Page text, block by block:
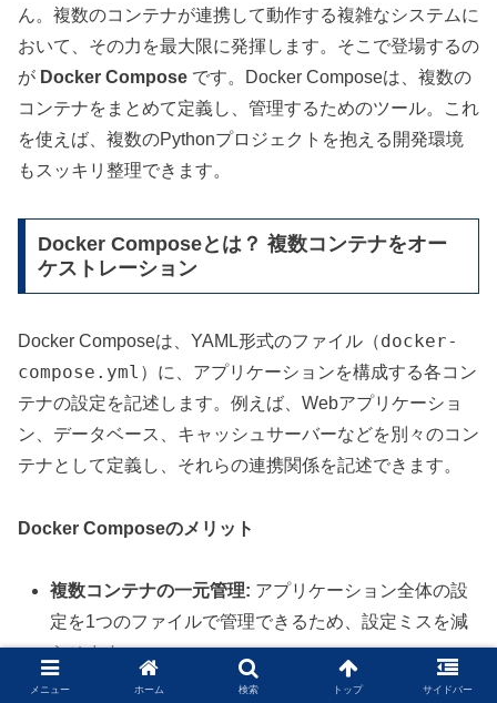
ん。複数のコンテナが連携して動作する複雑なシステムに
おいて、その力を最大限に発揮します。そこで登場するの
が Docker Compose です。Docker Composeは、複数の
コンテナをまとめて定義し、管理するためのツール。これ
を使えば、複数のPythonプロジェクトを抱える開発環境
もスッキリ整理できます。
Docker Composeとは？ 複数コンテナをオー
ケストレーション
Docker Composeは、YAML形式のファイル（docker-
compose.yml ）に、アプリケーションを構成する各コン
テナの設定を記述します。例えば、Webアプリケーショ
ン、データベース、キャッシュサーバーなどを別々のコン
テナとして定義し、それらの連携関係を記述できます。
Docker Composeのメリット
複数コンテナの一元管理: アプリケーション全体の設
定を1つのファイルで管理できるため、設定ミスを減
らせます。
依存関係の明確化:
コンテナ間の依存関係を記述する
メニュー ホーム 検索 トップ サイドバー